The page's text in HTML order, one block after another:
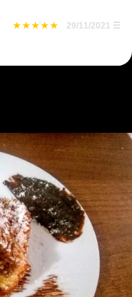
29/11/2021 ☰